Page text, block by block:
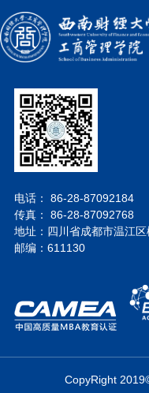
电话： 86-28-87092184
传真： 86-28-87092768
地址：四川省成都市温江
邮编：611130
CopyRight